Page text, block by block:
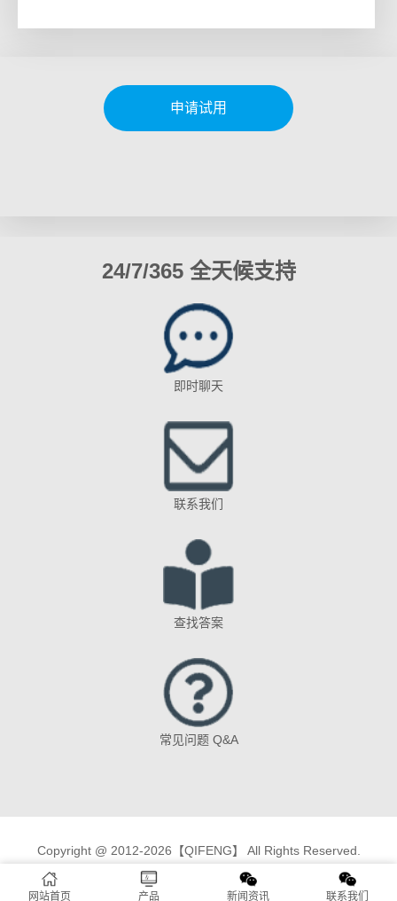
申请试用
24/7/365 全天候支持
即时聊天
联系我们
查找答案
常见问题 Q&A
Copyright @ 2012-2026【QIFENG】 All Rights Reserved.
网站首页 产品 新闻资讯 联系我们